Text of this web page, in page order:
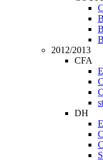
2012/2013
CFA
DH